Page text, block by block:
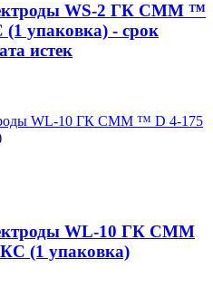
WS-2 ГК СММ ™
упаковка) - срок
истек
WL-10 ГК СММ
(1 упаковка)